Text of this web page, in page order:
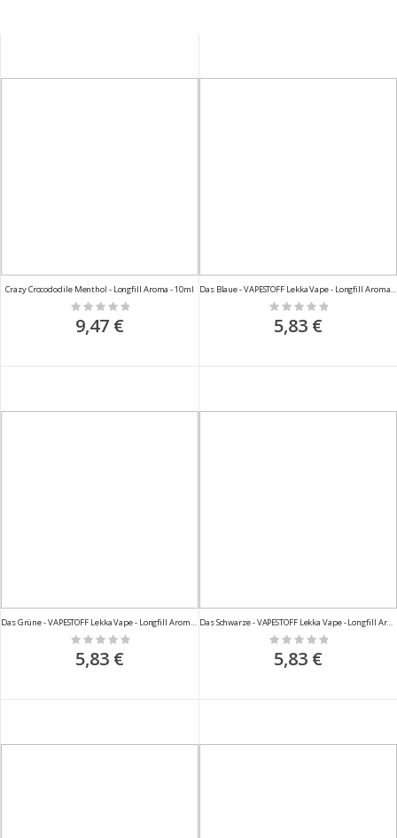
Crazy Crocododile Menthol - Longfill Aroma - 10ml
Rating:
0%
9,47 €
Das Blaue - VAPESTOFF Lekka Vape - Longfill Aroma - 10ml
Rating:
0%
5,83 €
Das Grüne - VAPESTOFF Lekka Vape - Longfill Aroma - 10ml
Rating:
0%
5,83 €
Das Schwarze - VAPESTOFF Lekka Vape - Longfill Aroma - 10ml
Rating:
0%
5,83 €